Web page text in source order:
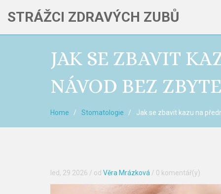
STRÁŽCI ZDRAVÝCH ZUBŮ
JAK SE ZBAVIT
NÁVOD BEZ
Home Stomatologie Jak se zbavit kazu na
led, 29 2026 / od Věra Mrázková / 0 komentář(y)